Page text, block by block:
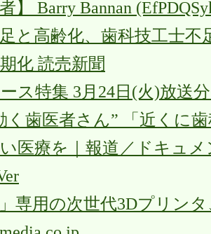
】 Barry Bannan
と高齢化、歯科技工士
化 読売新聞
ス特集 3月24日(火)放送
く歯医者さん” 「近くに
医療を｜報道／ドキュ
」専用の次世代3Dプリン